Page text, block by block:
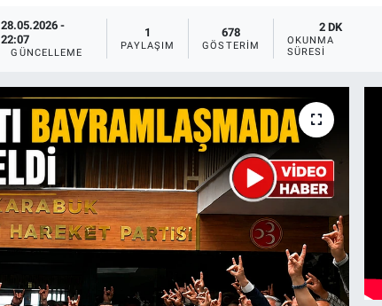
28.05.2026 -
22:07
GÜNCELLEME
1
PAYLAŞIM
678
GÖSTERIM
2 DK
OKUNMA
SÜRESI